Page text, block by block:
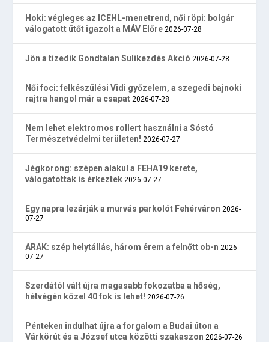
Hoki: végleges az ICEHL-menetrend, női röpi: bolgár
válogatott ütőt igazolt a MÁV Előre 2026-07-28
Jön a tizedik Gondtalan Sulikezdés Akció 2026-07-28
Női foci: felkészülési Vidi győzelem, a szegedi bajnoki
rajtra hangol már a csapat 2026-07-28
Nem lehet elektromos rollert használni a Sóstó
Természetvédelmi területen! 2026-07-27
Jégkorong: szépen alakul a FEHA19 kerete,
válogatottak is érkeztek 2026-07-27
Egy napra lezárják a murvás parkolót Fehérváron 2026-
07-27
ARAK: szép helytállás, három érem a felnőtt ob-n 2026-
07-27
Szerdától vált újra magasabb fokozatba a hőség,
hétvégén közel 40 fok is lehet! 2026-07-26
Pénteken indulhat újra a forgalom a Budai úton a
Várkörút és a József utca közötti szakaszon 2026-07-26